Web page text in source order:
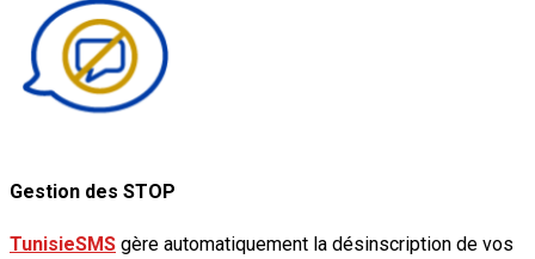
Gestion des STOP
TunisieSMS gère automatiquement la désinscription de vos